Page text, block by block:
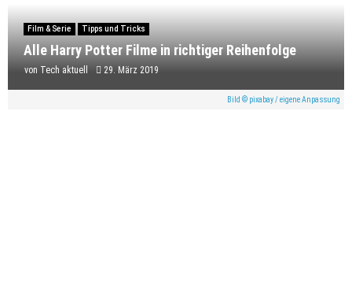
Film & Serie Tipps und Tricks
Alle Harry Potter Filme in richtiger Reihenfolge
von Tech aktuell 29. März 2019
Bild © pixabay / eigene Anpassung